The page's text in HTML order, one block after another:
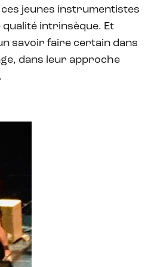
jeunes instrumentistes
qualité intrinsèque. Et
savoir faire certain dans
dans leur approche